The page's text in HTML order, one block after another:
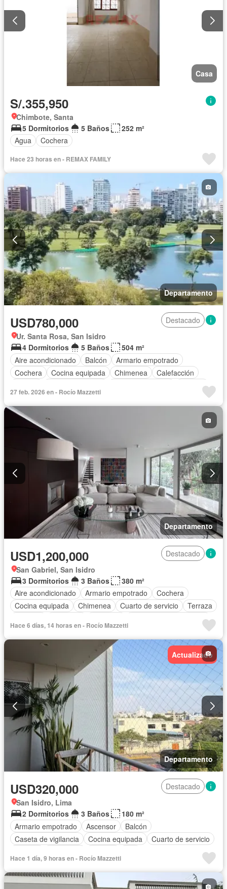
Casa
S/.355,950
Chimbote, Santa
5 Dormitorios
5 Baños
252 m²
Agua
Cochera
Hace 23 horas en - REMAX FAMILY
Departamento
USD780,000
Destacado
Ur. Santa Rosa, San Isidro
4 Dormitorios
5 Baños
504 m²
Aire acondicionado
Balcón
Armario empotrado
Cochera
Cocina equipada Chimenea
Calefacción
Terraza
Patio
Vigilante Jardín
Ascensor
27 feb. 2026 en - Rocío Mazzetti
Departamento
USD1,200,000
Destacado
San Gabriel, San Isidro
3 Dormitorios
3 Baños
380 m²
Aire acondicionado
Armario empotrado
Cochera
Cocina equipada
Chimenea Cuarto de servicio
Terraza
Parcialmente amoblado
Hace 6 días, 14 horas en - Rocío Mazzetti
Actualizado
Departamento
USD320,000
Destacado
San Isidro, Lima
2 Dormitorios
3 Baños
180 m²
Armario empotrado
Ascensor
Balcón
Caseta de vigilancia
Cocina equipada
Cuarto de servicio
Hace 1 día, 9 horas en - Rocío Mazzetti